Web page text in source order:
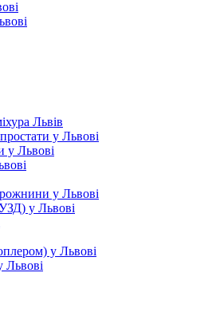
Львів
у Львові
у Львові
у Львові
у Львові
у Львові
Львові